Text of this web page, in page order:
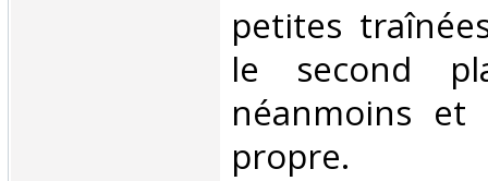
petites
le second
néanmoins
propre.‎